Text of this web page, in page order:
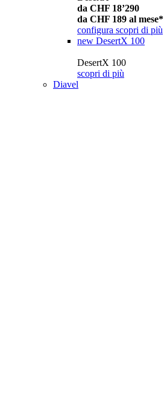
da CHF 18’290
da CHF 189 al mese*
configura scopri di più
new DesertX 100
DesertX 100
scopri di più
Diavel